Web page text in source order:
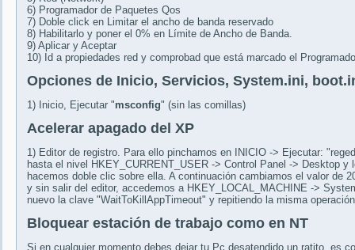
6) Programador de Paquetes Qos
7) Doble click en Limitar el ancho de banda reservado
8) Habilitarlo y poner el 0% en Límite de Ancho de Banda.
9) Aplicar y Aceptar
10) Id a propiedades red y comprobad que está marcado el
Opciones de Inicio, Servicios, System.ini,
1) Inicio, Ejecutar "msconfig" (sin las comillas)
Acelerar apagado del XP
1) Editor de registro. Para ello pinchamos en INICIO -> Ejecutar:
hasta el nivel HKEY_CURRENT_USER -> Control Panel -> Desktop
hacemos doble clic sobre ella. A continuación cambiamos el valor de
y sin salir del editor, accedemos a HKEY_LOCAL_MACHINE ->
nuevo la clave "WaitToKillAppTimeout" y repitiendo la misma
Bloquear estación de trabajo como en NT
Si en cualquier momento debes dejar tu Pc desatendido un ratito, es